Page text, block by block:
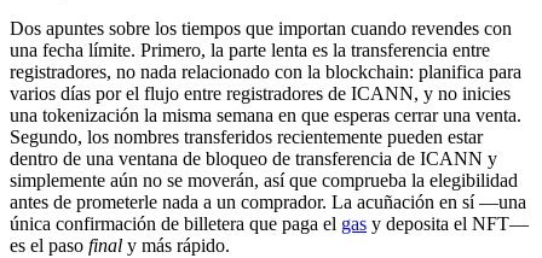
Dos apuntes sobre los tiempos que importan cuando revendes con
una fecha límite. Primero, la parte lenta es la transferencia entre
registradores, no nada relacionado con la blockchain: planifica para
varios días por el flujo entre registradores de ICANN, y no inicies
una tokenización la misma semana en que esperas cerrar una venta.
Segundo, los nombres transferidos recientemente pueden estar
dentro de una ventana de bloqueo de transferencia de ICANN y
simplemente aún no se moverán, así que comprueba la elegibilidad
antes de prometerle nada a un comprador. La acuñación en sí —una
única confirmación de billetera que paga el gas y deposita el NFT—
es el paso final y más rápido.